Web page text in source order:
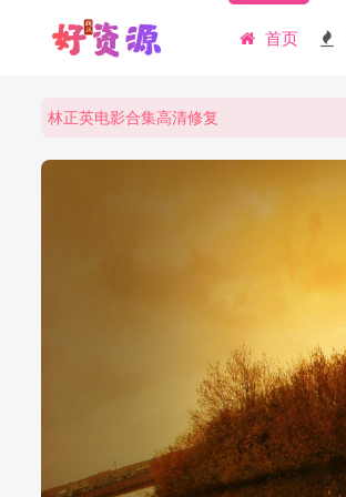
首页
周星驰电影合集高清修复
林正英电影合集高清修复
周星驰电影合集高清修复
祝大家元旦快乐！！越来越好！